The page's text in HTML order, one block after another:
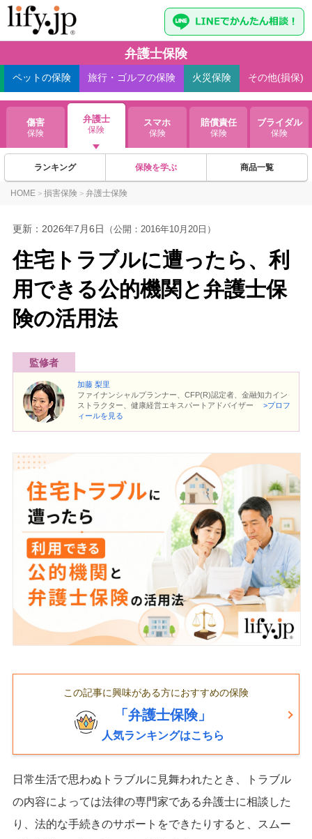
ペットの保険 旅行・ゴルフの保険 火災保険 その他(損保)
傷害
保険
弁護士
保険
スマホ
保険
賠償責任
保険
ブライダル
保険
弁護士保険
ランキング 保険を学ぶ 商品一覧
HOME > 損害保険 > 弁護士保険
更新： 2026年7月6日 （公開：2016年10月20日）
住宅トラブルに遭ったら、利
用できる公的機関と弁護士保
険の活用法
監修者
加藤 梨里
ファイナンシャルプランナー、CFP(R)認定者、金融知力イン
ストラクター、健康経営エキスパートアドバイザー >プロフ
ィールを見る
この記事に興味がある方におすすめの保険
「弁護士保険」
人気ランキングはこちら
日常生活で思わぬトラブルに見舞われたとき、トラブル
の内容によっては法律の専門家である弁護士に相談した
り、法的な手続きのサポートをできたりすると、スムー